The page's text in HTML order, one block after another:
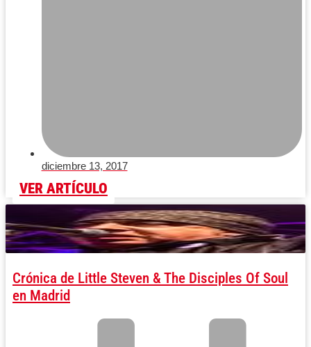
diciembre 13, 2017
VER ARTÍCULO
Crónica de Little Steven & The Disciples Of Soul
en Madrid